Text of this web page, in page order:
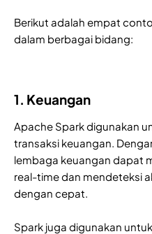
Berikut adalah empat
dalam berbagai bidang:
1. Keuangan
Apache Spark digunakan
transaksi keuangan.
lembaga keuangan dapat
real-time dan mendeteksi
dengan cepat.
Spark juga digunakan